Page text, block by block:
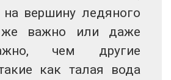
вершину ледяного
важно или даже
чем другие
как талая вода